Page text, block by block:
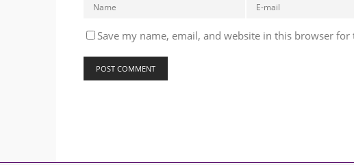
Save my name, email, and website in this browser